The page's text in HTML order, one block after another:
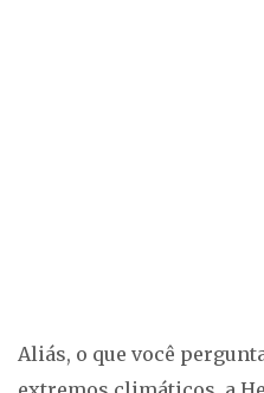
Aliás, o que você